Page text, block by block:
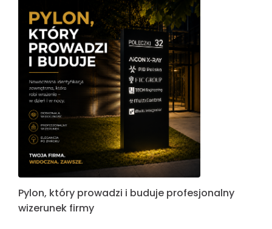
Pylon, który prowadzi i buduje profesjonalny
wizerunek firmy